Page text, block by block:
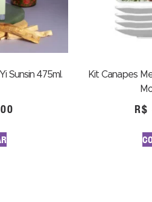
Sunsin 475ml.
Kit Canapes
R$